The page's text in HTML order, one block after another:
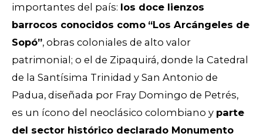
importantes del país: los doce lienzos
barrocos conocidos como “Los Arcángeles de
Sopó”, obras coloniales de alto valor
patrimonial; o el de Zipaquirá, donde la Catedral
de la Santísima Trinidad y San Antonio de
Padua, diseñada por Fray Domingo de Petrés,
es un ícono del neoclásico colombiano y parte
del sector histórico declarado Monumento